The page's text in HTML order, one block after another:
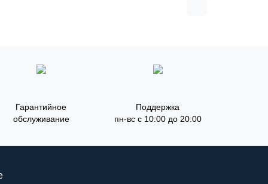
Гарантийное
обслуживание
Поддержка
пн-вс с 10:00 до 20:00